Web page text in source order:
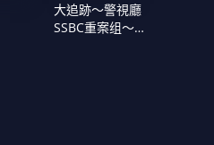
大追跡〜警視廳
SSBC重案组〜